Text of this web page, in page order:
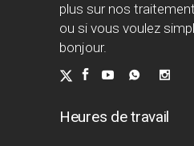
plus sur nos
ou si vous voulez
bonjour.
Heures de travail